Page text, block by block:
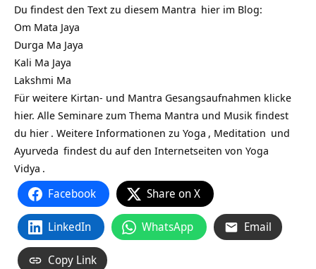
Du findest den Text zu diesem Mantra hier im Blog:
Om Mata Jaya
Durga Ma Jaya
Kali Ma Jaya
Lakshmi Ma
Für weitere Kirtan- und Mantra Gesangsaufnahmen klicke
hier. Alle Seminare zum Thema Mantra und Musik findest
du hier . Weitere Informationen zu Yoga , Meditation und
Ayurveda findest du auf den Internetseiten von Yoga
Vidya .
Facebook Share on X
LinkedIn WhatsApp Email
Copy Link